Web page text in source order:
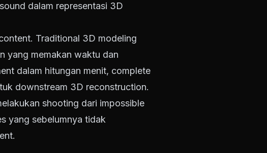
dalam representasi 3D
Traditional 3D modeling
yang memakan waktu dan
dalam hitungan menit, complete
downstream 3D reconstruction.
shooting dari impossible
yang sebelumnya tidak